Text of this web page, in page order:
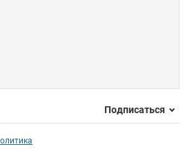
Подписаться